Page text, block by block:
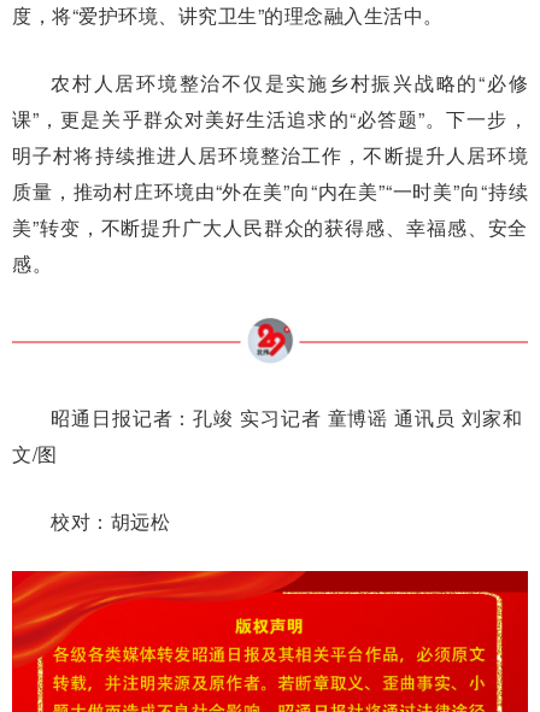
度，将“爱护环境、讲究卫生”的理念融入生活中。
农村人居环境整治不仅是实施乡村振兴战略的“必修
课”，更是关乎群众对美好生活追求的“必答题”。下一步，
明子村将持续推进人居环境整治工作，不断提升人居环境
质量，推动村庄环境由“外在美”向“内在美”“一时美”向“持续
美”转变，不断提升广大人民群众的获得感、幸福感、安全
感。
昭通日报记者：孔竣 实习记者 童博谣 通讯员 刘家和
文/图
校对：胡远松